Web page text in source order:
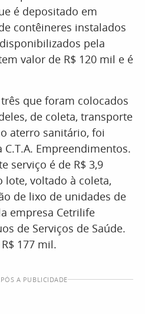
é depositado em
contêineres instalados
pela
valor de R$ 120 mil e é
que foram colocados
de coleta, transporte
aterro sanitário, foi
Empreendimentos.
serviço é de R$ 3,9
lote, voltado à coleta,
de lixo de unidades de
empresa Cetrilife
de Serviços de Saúde.
177 mil.
A PUBLICIDADE